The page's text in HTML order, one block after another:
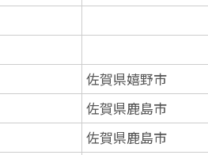
佐賀県嬉野市
佐賀県鹿島市
佐賀県鹿島市